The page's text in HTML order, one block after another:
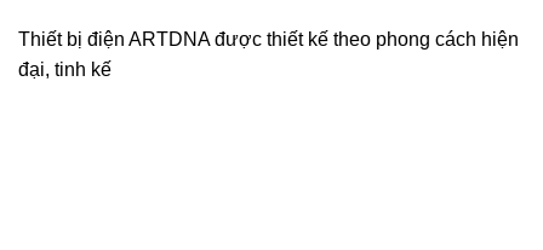
Thiết bị điện ARTDNA được thiết kế theo phong cách hiện
đại, tinh kế